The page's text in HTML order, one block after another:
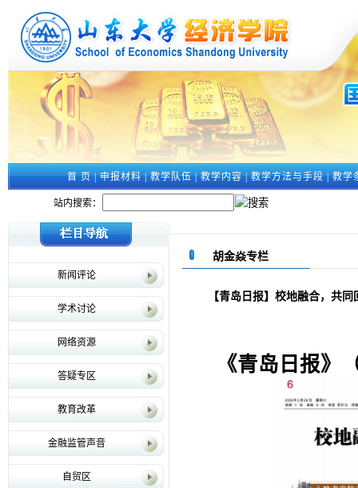
首 页|申报材料|教学队伍|教学内容|教学方法与手段|教学
站内搜索：
新闻评论
学术讨论
网络资源
答疑专区
教育改革
金融监管声音
自贸区
胡金焱专栏
【青岛日报】校地融合，共
《青岛日报》